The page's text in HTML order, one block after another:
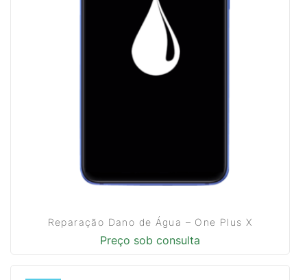
Reparação Dano de Água – One Plus X
Preço sob consulta